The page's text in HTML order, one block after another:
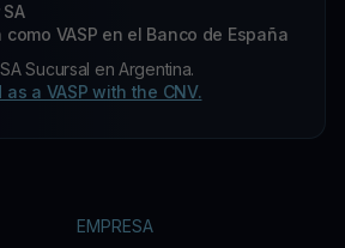
como VASP en el Banco de España
Sucursal en Argentina.
as a VASP with the CNV.
EMPRESA